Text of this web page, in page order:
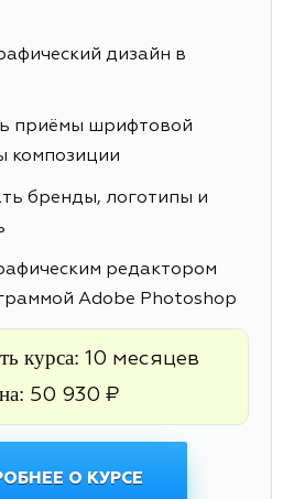
дизайн в
приёмы шрифтовой
композиции
бренды, логотипы и
редактором
Adobe Photoshop
курса: 10 месяцев
50 930 ₽
О КУРСЕ